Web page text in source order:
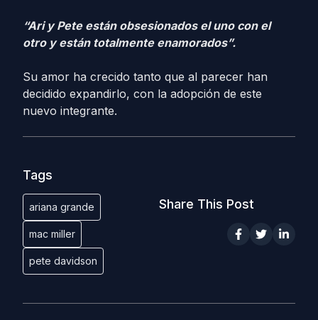
“Ari y Pete están obsesionados el uno con el
otro y están totalmente enamorados”.
Su amor ha crecido tanto que al parecer han
decidido expandirlo, con la adopción de este
nuevo integrante.
Tags
ariana grande
mac miller
pete davidson
Share This Post